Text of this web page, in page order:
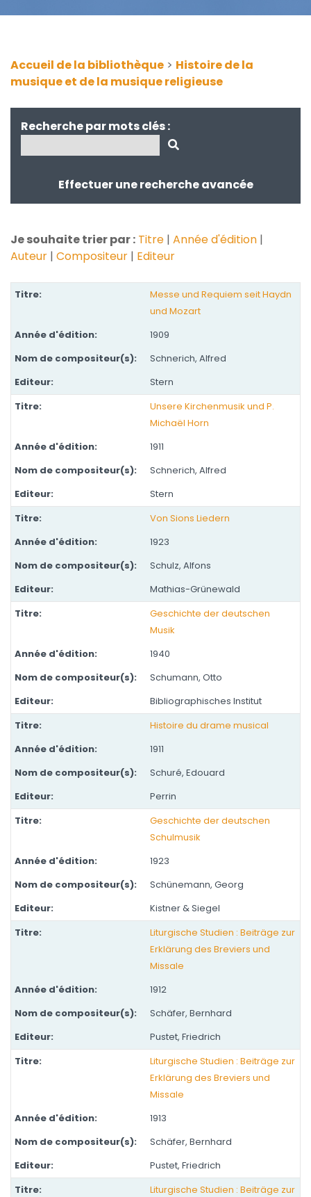
Accueil de la bibliothèque > Histoire de la
musique et de la musique religieuse
Recherche par mots clés :
Effectuer une recherche avancée
Je souhaite trier par : Titre | Année d'édition |
Auteur | Compositeur | Editeur
Messe und Requiem seit Haydn
und Mozart
1909
Schnerich, Alfred
Stern
Unsere Kirchenmusik und P.
Michaël Horn
1911
Schnerich, Alfred
Stern
Von Sions Liedern
1923
Schulz, Alfons
Mathias-Grünewald
Geschichte der deutschen
Musik
1940
Schumann, Otto
Bibliographisches Institut
Histoire du drame musical
1911
Schuré, Edouard
Perrin
Geschichte der deutschen
Schulmusik
1923
Schünemann, Georg
Kistner & Siegel
Liturgische Studien : Beiträge zur
Erklärung des Breviers und
Missale
1912
Schäfer, Bernhard
Pustet, Friedrich
Liturgische Studien : Beiträge zur
Erklärung des Breviers und
Missale
1913
Schäfer, Bernhard
Pustet, Friedrich
Liturgische Studien : Beiträge zur